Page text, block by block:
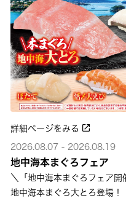
詳細ページをみる
2026.08.07 - 2026.08.19
地中海本まぐろフェア
＼「地中海本まぐろフェア
地中海本まぐろ大とろ登場！